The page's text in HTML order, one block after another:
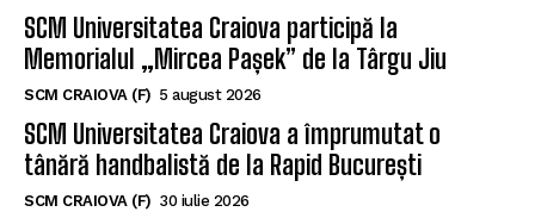
SCM Universitatea Craiova participă la
Memorialul „Mircea Pașek” de la Târgu Jiu
SCM CRAIOVA (F) 5 august 2026
SCM Universitatea Craiova a împrumutat o
tânără handbalistă de la Rapid București
SCM CRAIOVA (F) 30 iulie 2026